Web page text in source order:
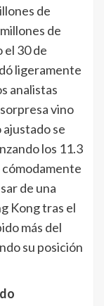
de
de
30 de
ligeramente
analistas
vino
se
los 11.3
cómodamente
de una
Kong tras el
más del
su posición